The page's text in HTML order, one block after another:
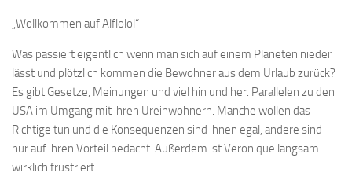
„Wollkommen auf Alflolol“
Was passiert eigentlich wenn man sich auf einem Planeten nieder
lässt und plötzlich kommen die Bewohner aus dem Urlaub zurück?
Es gibt Gesetze, Meinungen und viel hin und her. Parallelen zu den
USA im Umgang mit ihren Ureinwohnern. Manche wollen das
Richtige tun und die Konsequenzen sind ihnen egal, andere sind
nur auf ihren Vorteil bedacht. Außerdem ist Veronique langsam
wirklich frustriert.